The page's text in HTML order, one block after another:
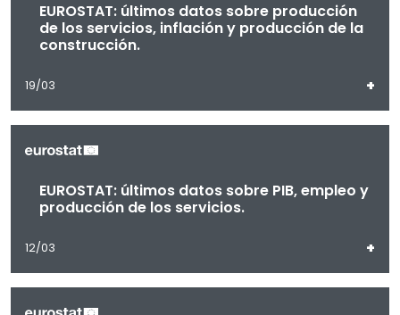
EUROSTAT: últimos datos sobre producción
de los servicios, inflación y producción de la
construcción.
19/03 +
EUROSTAT: últimos datos sobre PIB, empleo y
producción de los servicios.
12/03 +